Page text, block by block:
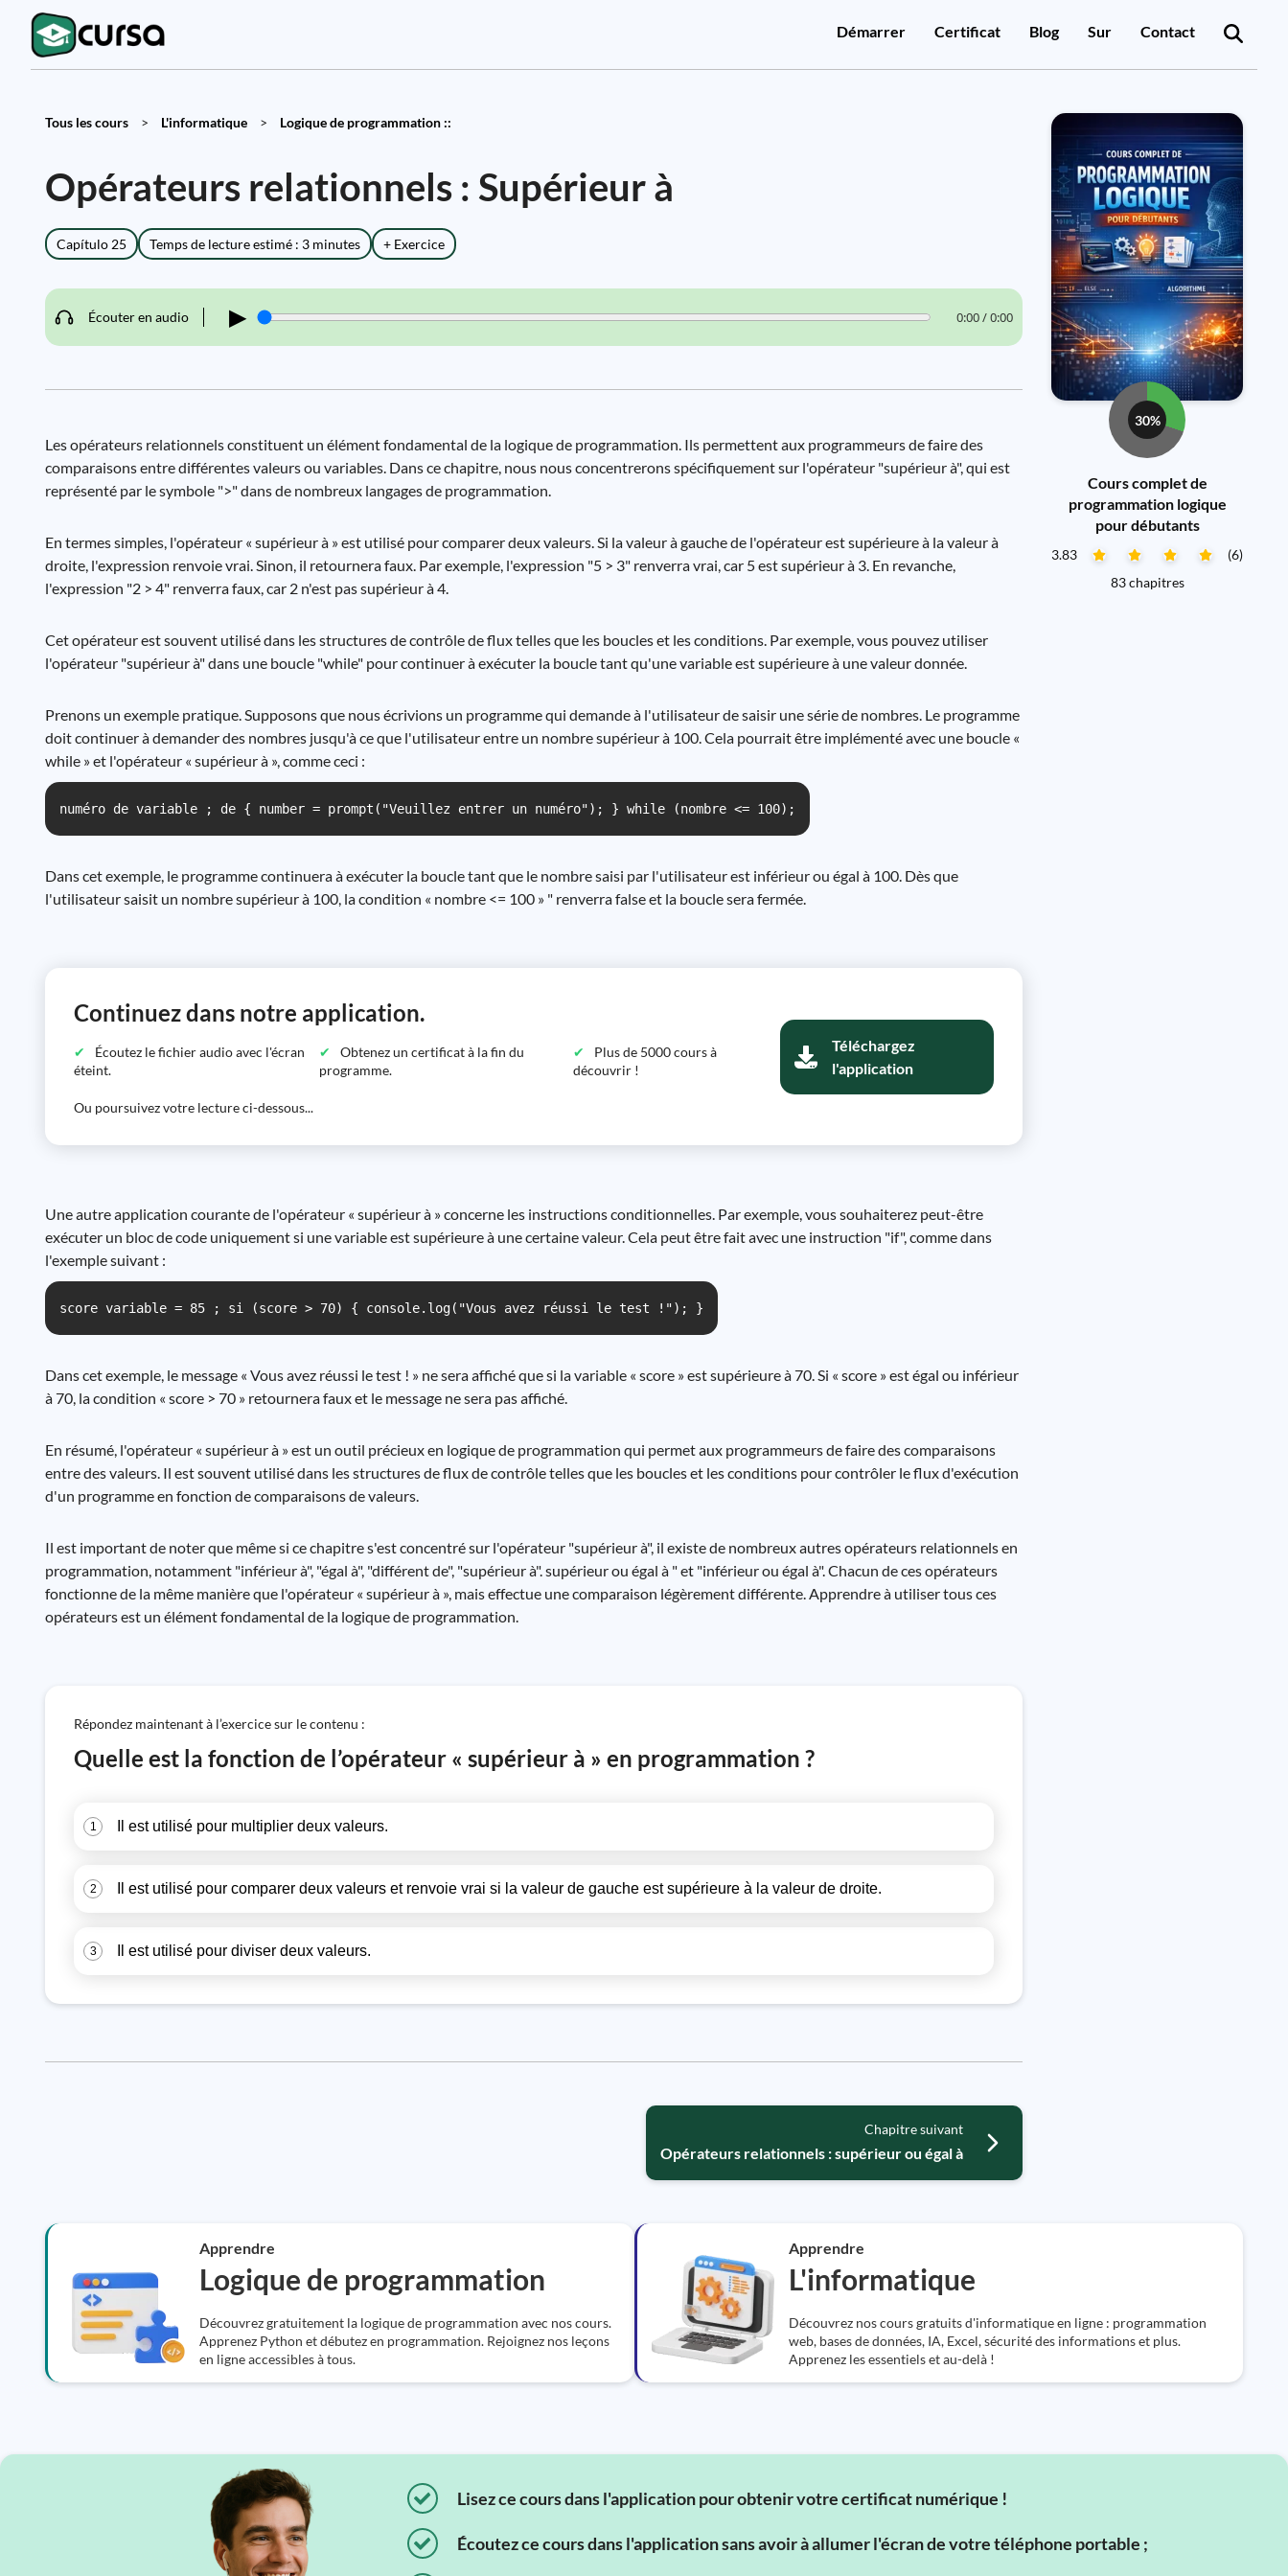
Démarrer Certificat Blog Sur Contact
Tous les cours > L'informatique > Logique de programmation ::
Opérateurs relationnels : Supérieur à
Capítulo 25 Temps de lecture estimé : 3 minutes + Exercice
Écouter en audio ▶ 0:00 / 0:00
Les opérateurs relationnels constituent un élément fondamental de la logique de programmation. Ils permettent aux programmeurs de faire des
comparaisons entre différentes valeurs ou variables. Dans ce chapitre, nous nous concentrerons spécifiquement sur l'opérateur "supérieur à", qui est
représenté par le symbole ">" dans de nombreux langages de programmation.
En termes simples, l'opérateur « supérieur à » est utilisé pour comparer deux valeurs. Si la valeur à gauche de l'opérateur est supérieure à la valeur à
droite, l'expression renvoie vrai. Sinon, il retournera faux. Par exemple, l'expression "5 > 3" renverra vrai, car 5 est supérieur à 3. En revanche,
l'expression "2 > 4" renverra faux, car 2 n'est pas supérieur à 4.
Cet opérateur est souvent utilisé dans les structures de contrôle de flux telles que les boucles et les conditions. Par exemple, vous pouvez utiliser
l'opérateur "supérieur à" dans une boucle "while" pour continuer à exécuter la boucle tant qu'une variable est supérieure à une valeur donnée.
Prenons un exemple pratique. Supposons que nous écrivions un programme qui demande à l'utilisateur de saisir une série de nombres. Le programme
doit continuer à demander des nombres jusqu'à ce que l'utilisateur entre un nombre supérieur à 100. Cela pourrait être implémenté avec une boucle «
while » et l'opérateur « supérieur à », comme ceci :
numéro de variable ; de { number = prompt("Veuillez entrer un numéro"); } while (nombre <= 100);
Dans cet exemple, le programme continuera à exécuter la boucle tant que le nombre saisi par l'utilisateur est inférieur ou égal à 100. Dès que
l'utilisateur saisit un nombre supérieur à 100, la condition « nombre <= 100 » " renverra false et la boucle sera fermée.
Continuez dans notre application.
Écoutez le fichier audio avec l'écran
éteint.
Obtenez un certificat à la fin du
programme.
Plus de 5000 cours à
découvrir !
Ou poursuivez votre lecture ci-dessous...
Téléchargez
l'application
Une autre application courante de l'opérateur « supérieur à » concerne les instructions conditionnelles. Par exemple, vous souhaiterez peut-être
exécuter un bloc de code uniquement si une variable est supérieure à une certaine valeur. Cela peut être fait avec une instruction "if", comme dans
l'exemple suivant :
score variable = 85 ; si (score > 70) { console.log("Vous avez réussi le test !"); }
Dans cet exemple, le message « Vous avez réussi le test ! » ne sera affiché que si la variable « score » est supérieure à 70. Si « score » est égal ou inférieur
à 70, la condition « score > 70 » retournera faux et le message ne sera pas affiché.
En résumé, l'opérateur « supérieur à » est un outil précieux en logique de programmation qui permet aux programmeurs de faire des comparaisons
entre des valeurs. Il est souvent utilisé dans les structures de flux de contrôle telles que les boucles et les conditions pour contrôler le flux d'exécution
d'un programme en fonction de comparaisons de valeurs.
Il est important de noter que même si ce chapitre s'est concentré sur l'opérateur "supérieur à", il existe de nombreux autres opérateurs relationnels en
programmation, notamment "inférieur à", "égal à", "différent de", "supérieur à". supérieur ou égal à " et "inférieur ou égal à". Chacun de ces opérateurs
fonctionne de la même manière que l'opérateur « supérieur à », mais effectue une comparaison légèrement différente. Apprendre à utiliser tous ces
opérateurs est un élément fondamental de la logique de programmation.
Répondez maintenant à l’exercice sur le contenu :
Quelle est la fonction de l’opérateur « supérieur à » en programmation ?
1 Il est utilisé pour multiplier deux valeurs.
2 Il est utilisé pour comparer deux valeurs et renvoie vrai si la valeur de gauche est supérieure à la valeur de droite.
3 Il est utilisé pour diviser deux valeurs.
Chapitre suivant
Opérateurs relationnels : supérieur ou égal à
30%
Cours complet de
programmation logique
pour débutants
3.83
(6)
83 chapitres
Apprendre
Logique de programmation
Découvrez gratuitement la logique de programmation avec nos cours.
Apprenez Python et débutez en programmation. Rejoignez nos leçons
en ligne accessibles à tous.
Apprendre
L'informatique
Découvrez nos cours gratuits d'informatique en ligne : programmation
web, bases de données, IA, Excel, sécurité des informations et plus.
Apprenez les essentiels et au-delà !
Lisez ce cours dans l'application pour obtenir votre certificat numérique !
Écoutez ce cours dans l'application sans avoir à allumer l'écran de votre téléphone portable ;